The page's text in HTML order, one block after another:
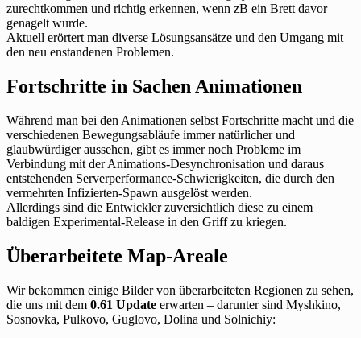
zurechtkommen und richtig erkennen, wenn zB ein Brett davor
genagelt wurde.
Aktuell erörtert man diverse Lösungsansätze und den Umgang mit
den neu enstandenen Problemen.
Fortschritte in Sachen Animationen
Während man bei den Animationen selbst Fortschritte macht und die
verschiedenen Bewegungsabläufe immer natürlicher und
glaubwürdiger aussehen, gibt es immer noch Probleme im
Verbindung mit der Animations-Desynchronisation und daraus
entstehenden Serverperformance-Schwierigkeiten, die durch den
vermehrten Infizierten-Spawn ausgelöst werden.
Allerdings sind die Entwickler zuversichtlich diese zu einem
baldigen Experimental-Release in den Griff zu kriegen.
Überarbeitete Map-Areale
Wir bekommen einige Bilder von überarbeiteten Regionen zu sehen,
die uns mit dem 0.61 Update erwarten – darunter sind Myshkino,
Sosnovka, Pulkovo, Guglovo, Dolina und Solnichiy: